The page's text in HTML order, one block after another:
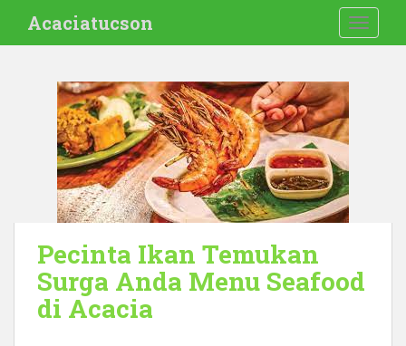
i
Acaciatucson
Pecinta Ikan Temukan
Surga Anda Menu Seafood
di Acacia